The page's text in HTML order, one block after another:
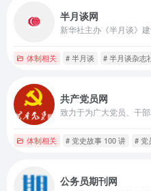
半月谈网
体制相关 # 半月谈 # 半月谈杂志
共产党员网
体制相关 # 党史故事 100 讲 # 党
公务员期刊网